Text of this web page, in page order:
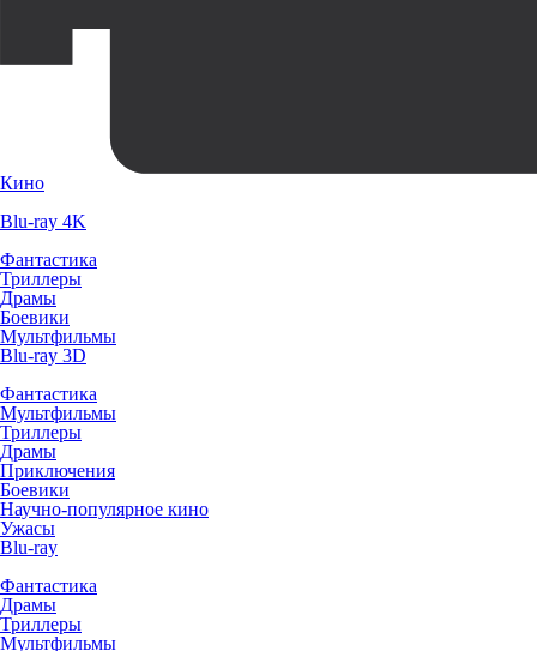
Кино
Blu-ray 4K
Фантастика
Триллеры
Драмы
Боевики
Мультфильмы
Blu-ray 3D
Фантастика
Мультфильмы
Триллеры
Драмы
Приключения
Боевики
Научно-популярное кино
Ужасы
Blu-ray
Фантастика
Драмы
Триллеры
Мультфильмы